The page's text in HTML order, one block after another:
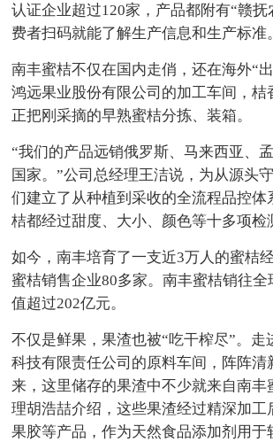
认证企业超过120家，产品都附有“赣抚
费者扫码就能了解生产信息和生产标准。
南丰蜜桔不仅在国内走俏，还在海外“
鸿远果业股份有限公司的加工车间，桔
正把刚采摘的早熟蜜桔分拣、装箱。
“我们的产品远销俄罗斯、马来西亚、
国家。”公司总经理王洁说，为从源头
们建立了从种植到采收的全流程品控体
桔都经过甜度、大小、颜色等十多项检
如今，南丰培育了一支近3万人的蜜桔
蜜桔销售企业80多家。南丰蜜桔销往全
值超过202亿元。
不仅是鲜果，果渣也被“吃干榨尽”。走
科技有限责任公司的原料车间，阵阵清
来，这里储存的果渣中不少就来自南丰
理胡浩喆介绍，这些果渣经过精深加工
果胶等产品，作为天然食品添加剂用于